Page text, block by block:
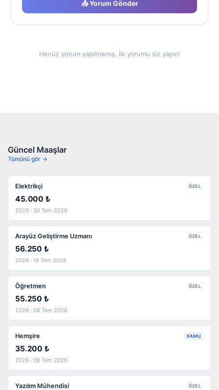
📤 Yorum Gönder
Henüz yorum yapılmamış. İlk yorumu siz yapın!
Güncel Maaşlar
Tümünü gör →
Elektrikçi ÖZEL
45.000 ₺
2026 · 30 Tem 2026
Arayüz Geliştirme Uzmanı ÖZEL
56.250 ₺
2026 · 18 Tem 2026
Öğretmen ÖZEL
55.250 ₺
2026 · 08 Tem 2026
Hemşire KAMU
35.200 ₺
2026 · 08 Tem 2026
Yazılım Mühendisi ÖZEL